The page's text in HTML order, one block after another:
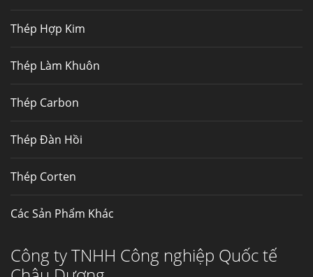
Thép Fengyang
Thép Hợp Kim
Thép Làm Khuôn
Thép Carbon
Thép Đàn Hồi
Thép Corten
Các Sản Phẩm Khác
Công ty TNHH Công nghiệp Quốc tế